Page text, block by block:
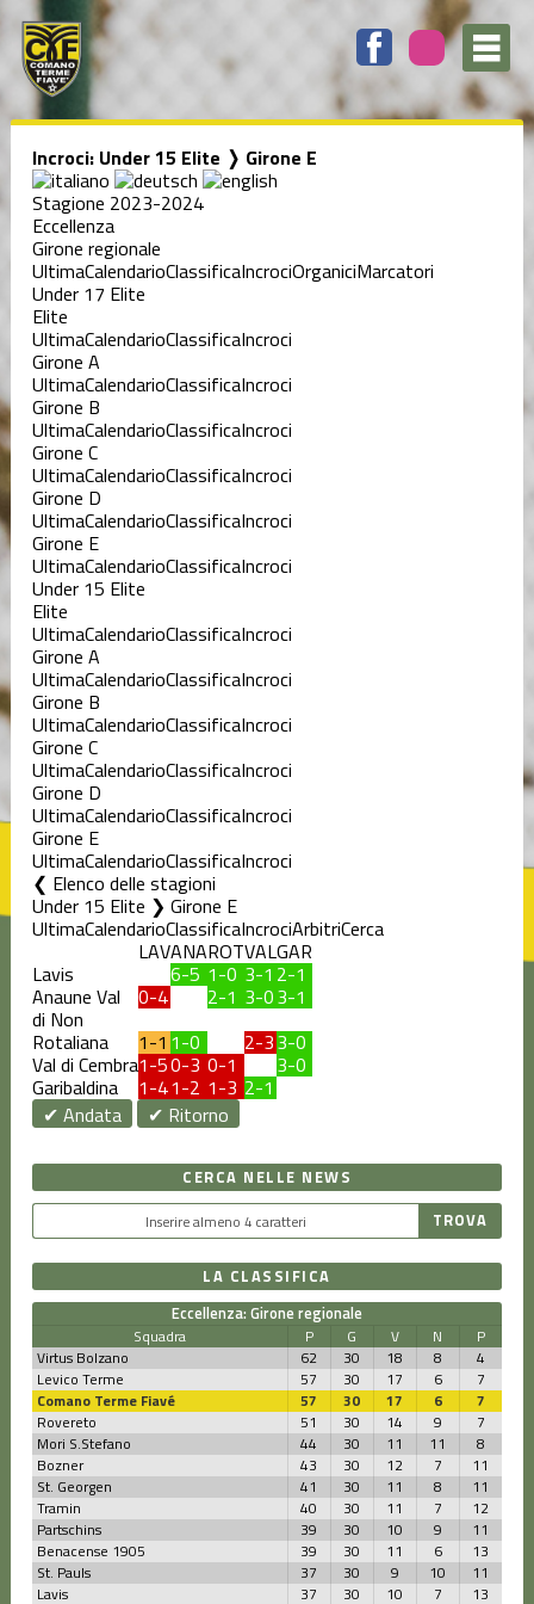
Incroci: Under 15 Elite ❭ Girone E
Stagione 2023-2024
Eccellenza
Girone regionale
UltimaCalendarioClassificaIncrociOrganiciMarcatori
Under 17 Elite
Elite
UltimaCalendarioClassificaIncroci
Girone A
UltimaCalendarioClassificaIncroci
Girone B
UltimaCalendarioClassificaIncroci
Girone C
UltimaCalendarioClassificaIncroci
Girone D
UltimaCalendarioClassificaIncroci
Girone E
UltimaCalendarioClassificaIncroci
Under 15 Elite
Elite
UltimaCalendarioClassificaIncroci
Girone A
UltimaCalendarioClassificaIncroci
Girone B
UltimaCalendarioClassificaIncroci
Girone C
UltimaCalendarioClassificaIncroci
Girone D
UltimaCalendarioClassificaIncroci
Girone E
UltimaCalendarioClassificaIncroci
Elenco delle stagioni
Under 15 Elite ❯ Girone E
UltimaCalendarioClassificaIncrociArbitriCerca
LAVANAROTVALGAR
Lavis 6-5 1-0 3-1 2-1
Anaune Val
di Non
0-4 2-1 3-03-1
Rotaliana
1-1 1-0 2-33-0
Val di Cembra1-50-3 0-1 3-0
Garibaldina 1-41-2 1-3 2-1
✔ Andata
✔ Ritorno
CERCA NELLE NEWS
LA CLASSIFICA
Eccellenza: Girone regionale
Squadra P G V N
P
Virtus Bolzano
62 30 18 8
4
Levico Terme
57 30 17 6
7
Comano Terme Fiavé
57 30 17 6
7
Rovereto
51 30 14 9
7
Mori S.Stefano
44 30 11 11
8
Bozner
43 30 12 7
11
St. Georgen
41 30 11 8
11
Tramin
40 30 11 7
12
Partschins
39 30 10 9
11
Benacense 1905
39 30 11 6
13
St. Pauls
37 30 9 10
11
Lavis
37 30 10 7
13